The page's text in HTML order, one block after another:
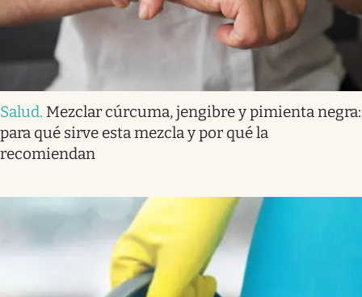
Salud. Mezclar cúrcuma, jengibre y pimienta negra:
para qué sirve esta mezcla y por qué la
recomiendan